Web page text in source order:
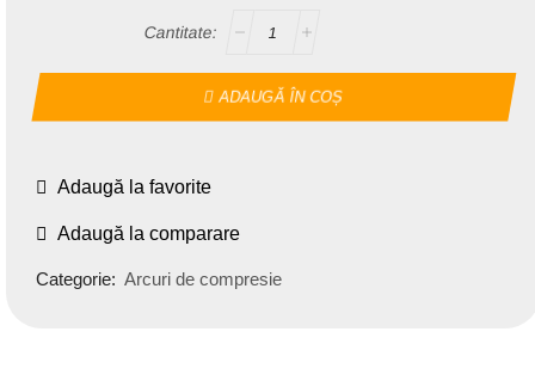
ADAUGĂ ÎN COȘ
Adaugă la favorite
Adaugă la comparare
Categorie: Arcuri de compresie